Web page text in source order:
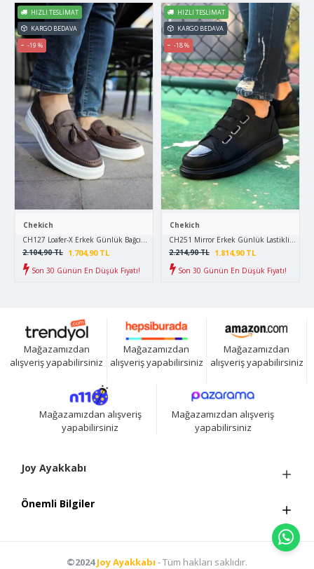
HIZLI TESLIMAT
KARGO BEDAVA
-19 %
Chekich
CH127 Loafer-X Erkek Günlük Bağcıksız Corcik Cilt Klasik Ayakkabı CBT - Kahverengi
1.704,90 TL
2.104,90 TL
Son 30 Günün En Düşük Fiyatı!
HIZLI TESLIMAT
KARGO BEDAVA
-18 %
Chekich
CH251 Mirror Erkek Günlük Lastikli Cilt
1.814,90 TL
2.214,90 TL
Son 30 Günün En Düşük Fiyatı!
Mağazamızdan
alışveriş yapabilirsiniz
Mağazamızdan
alışveriş yapabilirsiniz
Mağazamızdan
alışveriş yapabilirsiniz
Mağazamızdan alışveriş
yapabilirsiniz
Mağazamızdan alışveriş
yapabilirsiniz
Joy Ayakkabı
Önemli Bilgiler
©2024Joy Ayakkabı - Tüm hakları saklıdır.